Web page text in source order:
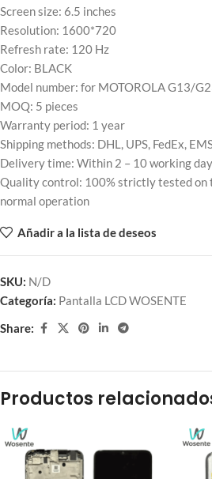
Screen size: 6.5 inches
Resolution: 1600*720
Refresh rate: 120 Hz
Color: BLACK
Model number: for MOTOROLA G13/
MOQ: 5 pieces
Warranty period: 1 year
Shipping methods: DHL, UPS, FedEx,
Delivery time: Within 2 – 10 working
Quality control: 100% strictly tested on
normal operation
Añadir a la lista de deseos
SKU: N/D
Categoría: Pantalla LCD WOSENTE
Share:
Productos